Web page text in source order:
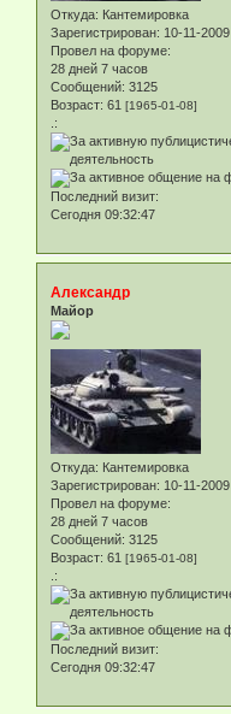
Откуда: Кантемировка
Зарегистрирован: 10-11-2009
Провел на форуме:
28 дней 7 часов
Сообщений: 3125
Возраст: 61 [1965-01-08]
.:
Последний визит:
Сегодня 09:32:47
Александр
Майор
Откуда: Кантемировка
Зарегистрирован: 10-11-2009
Провел на форуме:
28 дней 7 часов
Сообщений: 3125
Возраст: 61 [1965-01-08]
.:
Последний визит:
Сегодня 09:32:47